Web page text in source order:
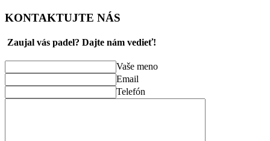
KONTAKTUJTE NÁS
Zaujal vás padel? Dajte nám vedieť!
Vaše meno
Email
Telefón